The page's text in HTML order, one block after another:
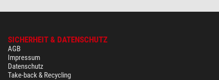
SICHERHEIT & DATENSCHUTZ
AGB
Impressum
Datenschutz
Take-back & Recycling